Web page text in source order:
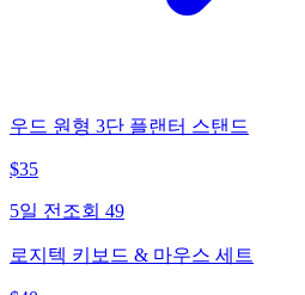
우드 원형 3단 플랜터 스탠드
$35
5일 전 조회 49
로지텍 키보드 & 마우스 세트